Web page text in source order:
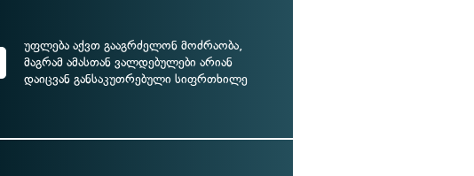
უფლება აქვთ გააგრძელონ მოძრაობა,
მაგრამ ამასთან ვალდებულები არიან
დაიცვან განსაკუთრებული სიფრთხილე